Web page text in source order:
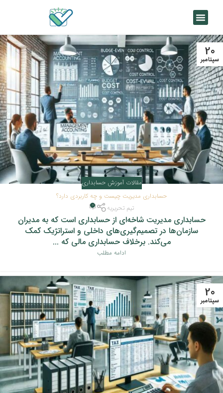
20
سپتامبر
مقالات آموزش حسابداری
حسابداری مدیریت چیست و چه کاربردی دارد؟
تیم تحریریه
0
حسابداری مدیریت شاخه‌ای از حسابداری است که به مدیران
سازمان‌ها در تصمیم‌گیری‌های داخلی و استراتژیک کمک
می‌کند. برخلاف حسابداری مالی که ...
ادامه مطلب
20
سپتامبر